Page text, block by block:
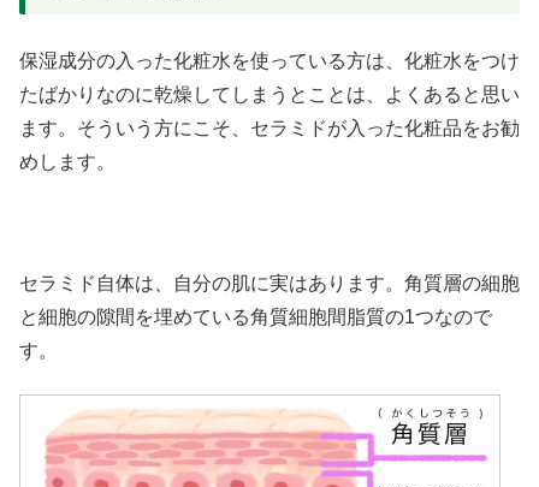
保湿成分の入った化粧水を使っている方は、化粧水をつけ
たばかりなのに乾燥してしまうとことは、よくあると思い
ます。そういう方にこそ、セラミドが入った化粧品をお勧
めします。
セラミド自体は、自分の肌に実はあります。角質層の細胞
と細胞の隙間を埋めている角質細胞間脂質の1つなので
す。